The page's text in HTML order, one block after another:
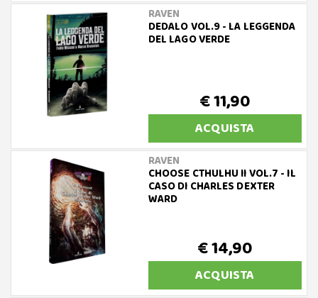
RAVEN
DEDALO VOL.9 - LA LEGGENDA
DEL LAGO VERDE
€ 11,90
ACQUISTA
RAVEN
CHOOSE CTHULHU II VOL.7 - IL
CASO DI CHARLES DEXTER
WARD
€ 14,90
ACQUISTA